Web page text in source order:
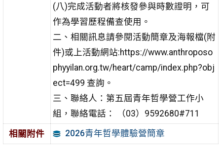
(八)完成活動者將核發參與時數證明，可
作為學習歷程備查使用。
二、相關訊息請參閱活動簡章及海報檔(附
件)或上活動網站:https://www.anthroposo
phyyilan.org.tw/heart/camp/index.php?obj
ect=499 查詢。
三、聯絡人：第五屆青年哲學營工作小
組，聯絡電話： （03）9592680#711
相關附件 2026青年哲學體驗營簡章